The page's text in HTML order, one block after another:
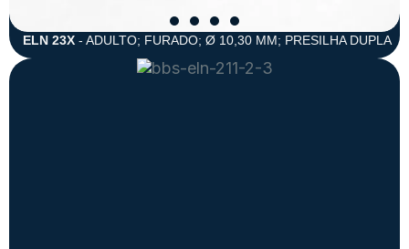
ELN 23X - ADULTO; FURADO; Ø 10,30 MM; PRESILHA DUPLA